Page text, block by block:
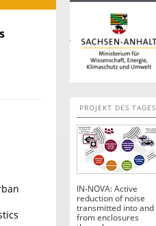
PROJEKT DES TAGES
IN-NOVA: Active
reduction of noise
transmitted into and
from enclosures